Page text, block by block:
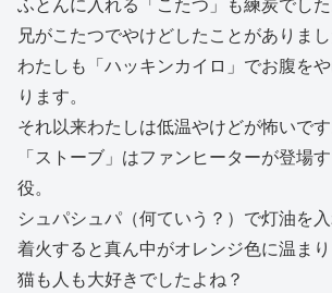
兄がこたつでやけどしたことがありまし
わたしも「ハッキンカイロ」でお腹を
ります。
それ以来わたしは低温やけどが怖いです
「ストーブ」はファンヒーターが登場
役。
シュパシュパ（何ていう？）で灯油を入
着火すると真ん中がオレンジ色に温まり
猫も人も大好きでしたよね？